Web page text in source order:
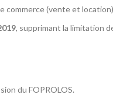
commerce (vente et
, supprimant la limitation
du FOPROLOS.